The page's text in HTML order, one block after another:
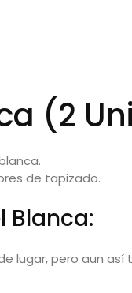
(2
de tapizado.
Blanca:
lugar, pero aun